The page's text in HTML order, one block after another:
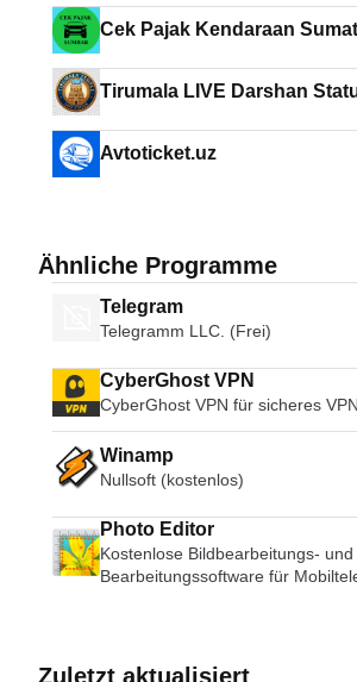
Cek Pajak Kendaraan
Tirumala LIVE Darshan
Avtoticket.uz
Ähnliche Programme
Telegram
Telegramm LLC. (Frei)
CyberGhost VPN
CyberGhost VPN für sicheres VPN
Winamp
Nullsoft (kostenlos)
Photo Editor
Kostenlose Bildbearbeitungs- und
Bearbeitungssoftware für
Zuletzt aktualisiert